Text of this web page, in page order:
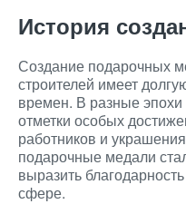
История
Создание подарочных
строителей имеет
времен. В разные
отметки особых
работников и
подарочные медали
выразить
сфере.